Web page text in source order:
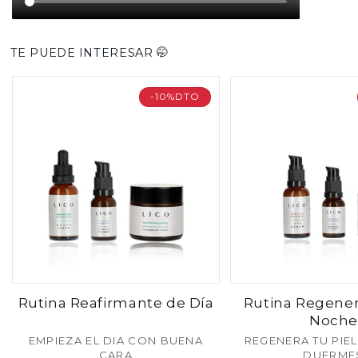
TE PUEDE INTERESAR 🤭
-10%DTO
Rutina Reafirmante de Día
Proveedor:
EMPIEZA EL DIA CON BUENA
CARA
Rutina
Noche
REGENERA TU